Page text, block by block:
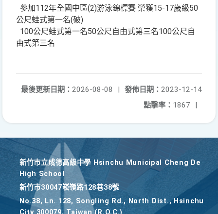
參加112年全國中區(2)游泳錦標賽 榮獲15-17歲級50
公尺蛙式第一名(破)
100公尺蛙式第一名50公尺自由式第三名100公尺自
由式第三名
發佈日期： 2023-12-14
最後更新日期： 2026-08-08
|
點擊率： 1867 |
新竹巿立成德高級中學 Hsinchu Municipal Cheng De
High School
新竹巿30047崧嶺路128巷38號
No.38, Ln. 128, Songling Rd., North Dist., Hsinchu
City 300079, Taiwan (R.O.C.)